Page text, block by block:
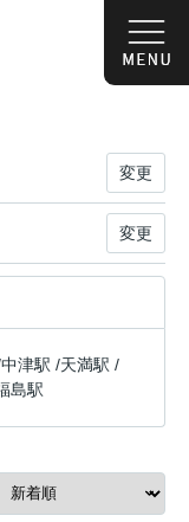
変更
変更
中津駅 /天満駅 /
島駅